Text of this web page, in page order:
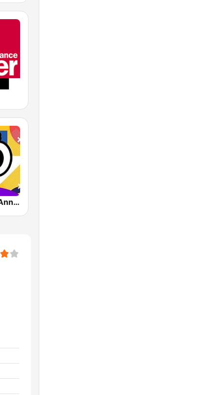
Impact FM - Années 80